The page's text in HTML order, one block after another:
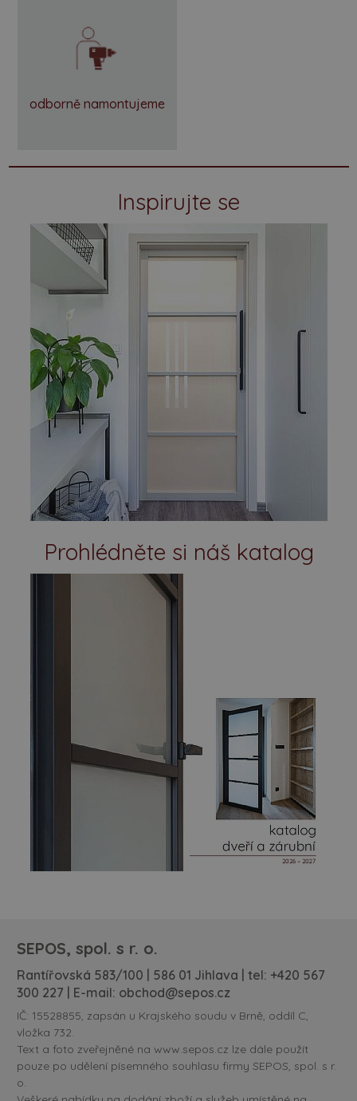
odborně namontujeme
Inspirujte se
Prohlédněte si náš katalog
SEPOS, spol. s r. o.
Rantířovská 583/100 | 586 01 Jihlava | tel: +420 567
300 227 | E-mail: obchod@sepos.cz
IČ: 15528855, zapsán u Krajského soudu v Brně, oddíl C,
vložka 732.
Text a foto zveřejněné na www.sepos.cz lze dále použít
pouze po udělení písemného souhlasu firmy SEPOS, spol. s r.
o.